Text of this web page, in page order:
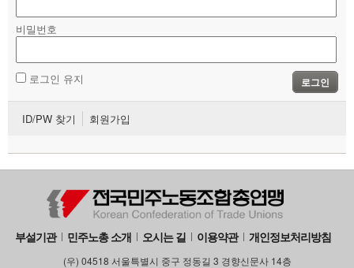
비밀번호
로그인 유지 로그인
ID/PW 찾기 회원가입
부설기관 민주노총 소개 오시는 길 이용약관 개인정보처리방침
(우) 04518 서울특별시 중구 정동길 3 경향신문사 14층
- 미디어자료
- 카드뉴스
부설기관